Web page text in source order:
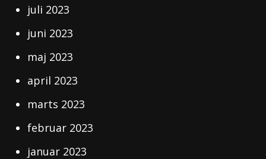
juli 2023
juni 2023
maj 2023
april 2023
marts 2023
februar 2023
januar 2023